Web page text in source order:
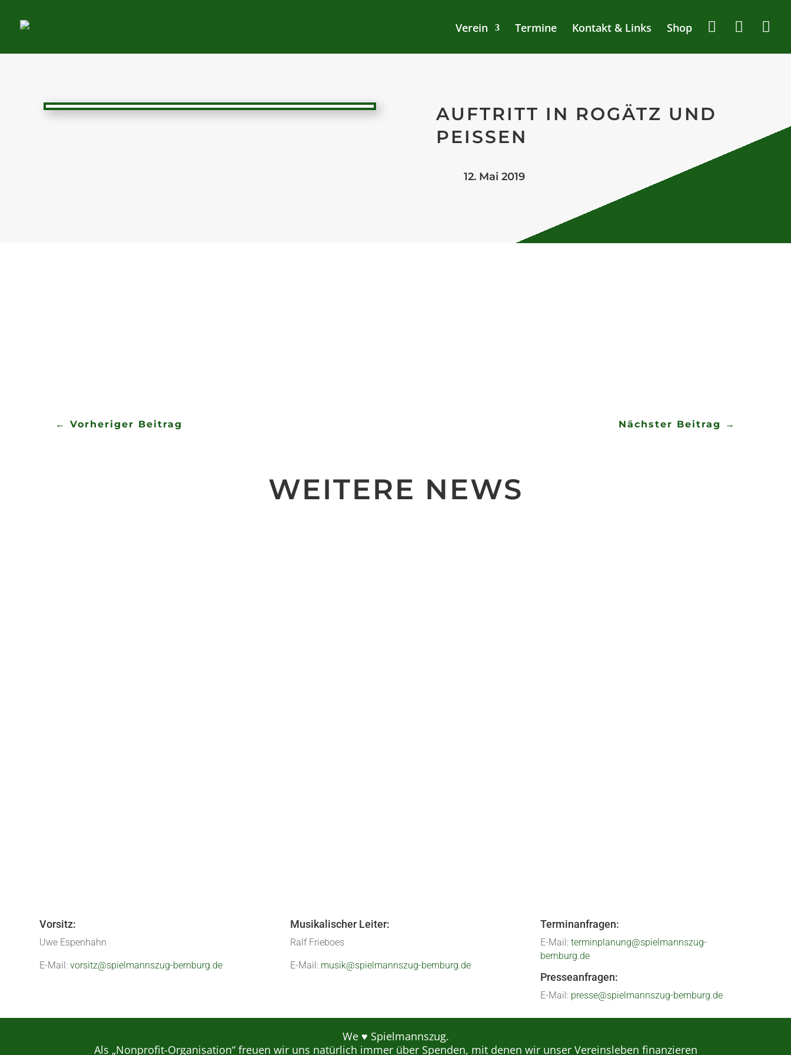
Verein Termine Kontakt & Links Shop
AUFTRITT IN ROGÄTZ UND
PEISSEN
12. Mai 2019
← Vorheriger Beitrag Nächster Beitrag →
WEITERE NEWS
Vorsitz:
Uwe Espenhahn
E-Mail:vorsitz@spielmannszug-bernburg.de
Musikalischer Leiter:
Ralf Frieboes
E-Mail: musik@spielmannszug-bernburg.de
Terminanfragen:
E-Mail: terminplanung@spielmannszug-
bernburg.de
Presseanfragen:
E-Mail: presse@spielmannszug-bernburg.de
We ♥ Spielmannszug.
Als „Nonprofit-Organisation“ freuen wir uns natürlich immer über Spenden, mit denen wir unser Vereinsleben finanzieren